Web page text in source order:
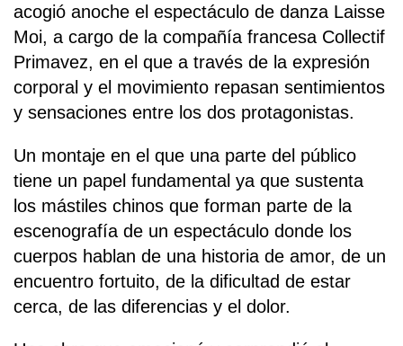
acogió anoche el espectáculo de danza Laisse
Moi, a cargo de la compañía francesa Collectif
Primavez, en el que a través de la expresión
corporal y el movimiento repasan sentimientos
y sensaciones entre los dos protagonistas.
Un montaje en el que una parte del público
tiene un papel fundamental ya que sustenta
los mástiles chinos que forman parte de la
escenografía de un espectáculo donde los
cuerpos hablan de una historia de amor, de un
encuentro fortuito, de la dificultad de estar
cerca, de las diferencias y el dolor.